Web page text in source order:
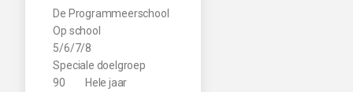
De Programmeerschool
Op school
5/6/7/8
Speciale doelgroep
90
Hele jaar